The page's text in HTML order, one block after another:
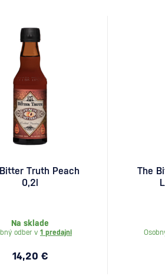
Truth Peach
0,2l
Na sklade
odber v 1 predajni
14,20 €
The